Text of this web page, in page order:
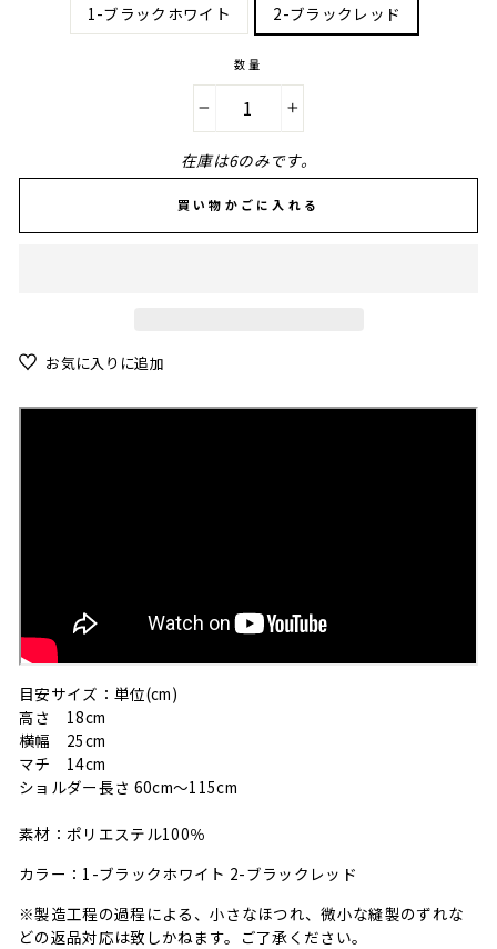
1-ブラックホワイト 2-ブラックレッド
数量
在庫は6のみです。
買い物かごに入れる
お気に入りに追加
目安サイズ：単位(cm)
高さ 18cm
横幅 25cm
マチ 14cm
ショルダー長さ 60cm～115cm
素材：ポリエステル100％
カラー：1-ブラックホワイト 2-ブラックレッド
※製造工程の過程による、小さなほつれ、微小な縫製のずれな
どの返品対応は致しかねます。ご了承ください。